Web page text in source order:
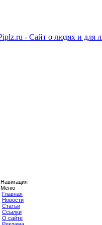
Навигация
Меню
Главная
Новости
Статьи
Ссылки
О сайте